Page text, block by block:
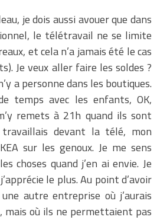
je dois aussi avouer que dans
le télétravail ne se limite
et cela n’a jamais été le cas
Je veux aller faire les soldes ?
a personne dans les boutiques.
temps avec les enfants, OK,
remets à 21h quand ils sont
travaillais devant la télé, mon
sur les genoux. Je me sens
choses quand j’en ai envie. Je
le plus. Au point d’avoir
autre entreprise où j’aurais
mais où ils ne permettaient pas